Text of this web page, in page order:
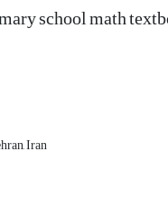
school math
Iran